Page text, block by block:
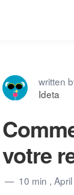
written
Ideta
votre
10 min ,